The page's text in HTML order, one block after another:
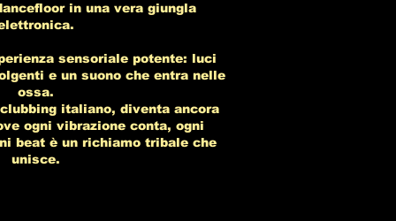
in una vera giungla
sensoriale potente: luci
e un suono che entra nelle
ossa.
italiano, diventa ancora
ogni vibrazione conta, ogni
beat è un richiamo tribale che
unisce.